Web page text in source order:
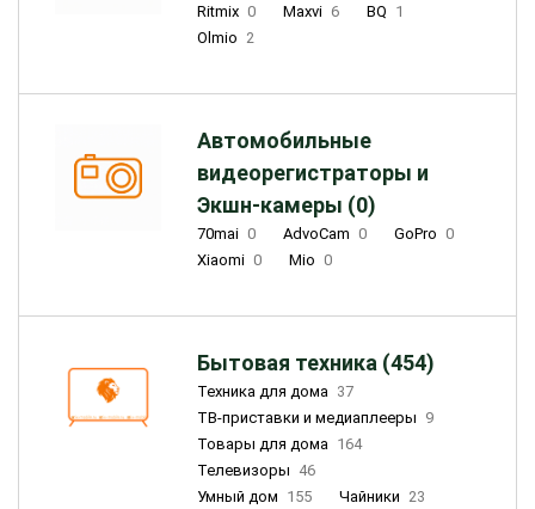
Ritmix 0 Maxvi 6 BQ 1
Olmio 2
Автомобильные
видеорегистраторы и
Экшн-камеры (0)
70mai 0 AdvoCam 0 GoPro 0
Xiaomi 0 Mio 0
Бытовая техника (454)
Техника для дома 37
ТВ-приставки и медиаплееры 9
Товары для дома 164
Телевизоры 46
Умный дом 155 Чайники 23